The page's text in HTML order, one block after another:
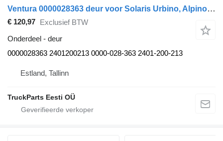
Ventura 0000028363 deur voor Solaris Urbino, Alpino, Vacanza (1999-) bus
€ 120,97 Exclusief BTW
Onderdeel - deur
0000028363 2401200213 0000-028-363 2401-200-213
Estland, Tallinn
TruckParts Eesti OÜ